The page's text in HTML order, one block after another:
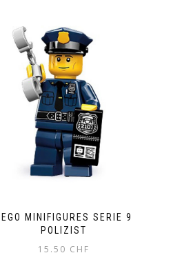
LEGO MINIFIGURES SERIE 9
POLIZIST
15.50 CHF